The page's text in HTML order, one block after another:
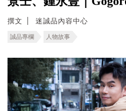
撰文 迷誠品內容中心
誠品專欄 人物故事